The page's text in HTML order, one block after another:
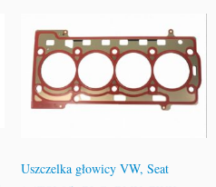
Uszczelka głowicy VW, Seat